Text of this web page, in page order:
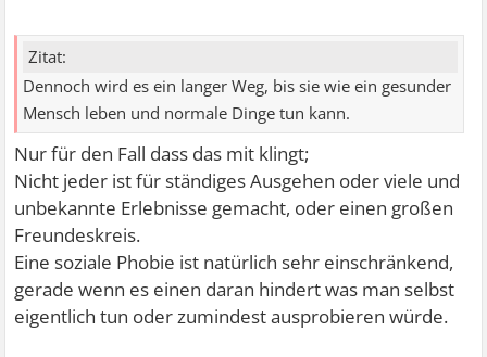
Zitat:
Dennoch wird es ein langer Weg, bis sie wie ein gesunder
Mensch leben und normale Dinge tun kann.
Nur für den Fall dass das mit klingt;
Nicht jeder ist für ständiges Ausgehen oder viele und
unbekannte Erlebnisse gemacht, oder einen großen
Freundeskreis.
Eine soziale Phobie ist natürlich sehr einschränkend,
gerade wenn es einen daran hindert was man selbst
eigentlich tun oder zumindest ausprobieren würde.